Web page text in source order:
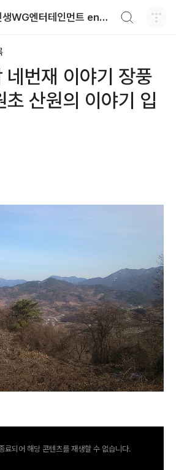
와일드진생WG엔터테인먼트 entertainment
네번재 이야기 장풍
초 산원의 이야기 입
료되어 해당 콘텐츠를 재생할 수 없습니다.